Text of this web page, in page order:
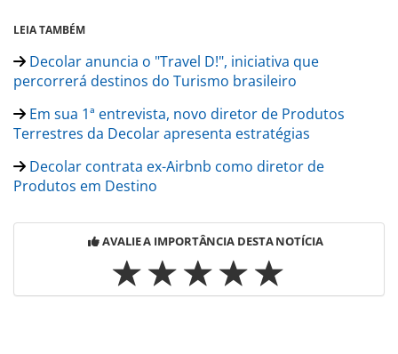
LEIA TAMBÉM
Decolar anuncia o "Travel D!", iniciativa que
percorrerá destinos do Turismo brasileiro
Em sua 1ª entrevista, novo diretor de Produtos
Terrestres da Decolar apresenta estratégias
Decolar contrata ex-Airbnb como diretor de
Produtos em Destino
AVALIE A IMPORTÂNCIA DESTA NOTÍCIA